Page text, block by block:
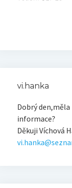
vi.hanka
Dobrý
informace?
Děkuji Víchová